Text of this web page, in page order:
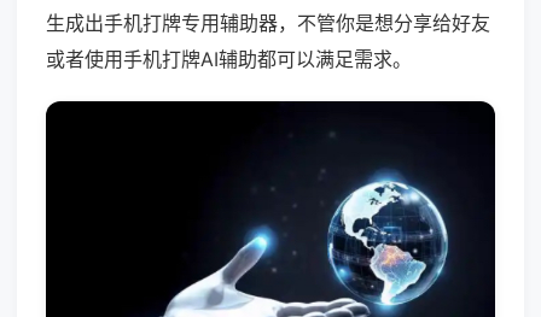
生成出手机打牌专用辅助器，不管你是想分享给好友
或者使用手机打牌AI辅助都可以满足需求。